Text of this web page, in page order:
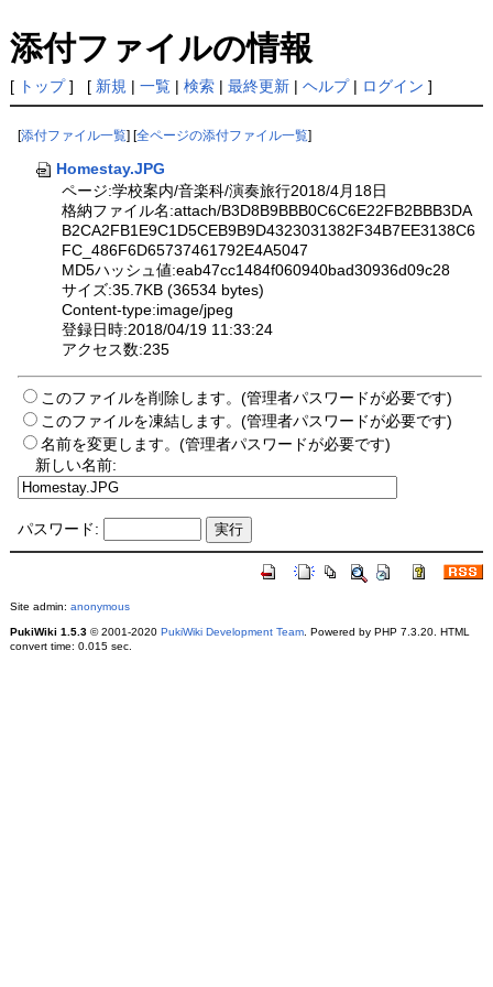
添付ファイルの情報
[ トップ] [ 新規 | 一覧| 検索| 最終更新| ヘルプ| ログイン ]
[添付ファイル一覧] [全ページの添付ファイル一覧]
Homestay.JPG
ページ:学校案内/音楽科/演奏旅行2018/4月18日
格納ファイル名:attach/B3D8B9BBB0C6C6E22FB2BBB3DA
B2CA2FB1E9C1D5CEB9B9D4323031382F34B7EE3138C6
FC_486F6D65737461792E4A5047
MD5ハッシュ値:eab47cc1484f060940bad30936d09c28
サイズ:35.7KB (36534 bytes)
Content-type:image/jpeg
登録日時:2018/04/19 11:33:24
アクセス数:235
このファイルを削除します。(管理者パスワードが必要です)
このファイルを凍結します。(管理者パスワードが必要です)
名前を変更します。(管理者パスワードが必要です)
新しい名前:
パスワード:
Site admin: anonymous
PukiWiki 1.5.3© 2001-2020 PukiWiki Development Team. Powered by PHP 7.3.20. HTML
convert time: 0.015 sec.